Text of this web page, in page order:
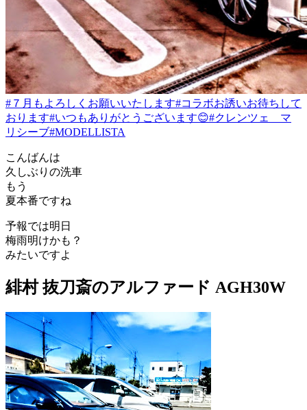
#７月もよろしくお願いいたします#コラボお誘いお待ちして
おります#いつもありがとうございます😊#クレンツェ マ
リシーブ#MODELLISTA
こんばんは
久しぶりの洗車
もう
夏本番ですね
予報では明日
梅雨明けかも？
みたいですよ
緋村 抜刀斎のアルファード AGH30W